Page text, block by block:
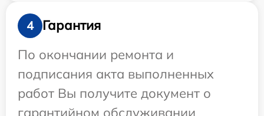
4
Гарантия
По окончании ремонта и
подписания акта выполненных
работ Вы получите документ о
гарантийном обслуживании